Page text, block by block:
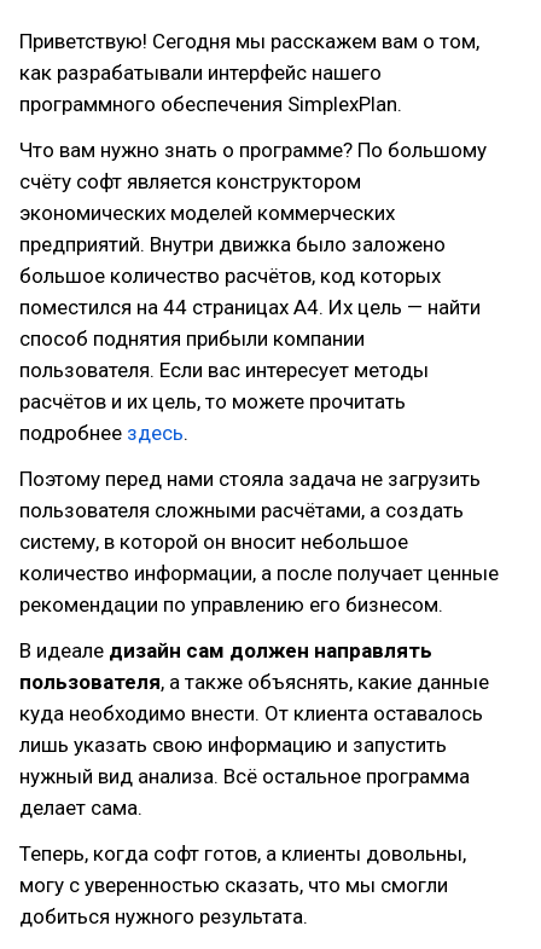
Приветствую! Сегодня мы расскажем вам о том,
как разрабатывали интерфейс нашего
программного обеспечения SimplexPlan.
Что вам нужно знать о программе? По большому
счёту софт является конструктором
экономических моделей коммерческих
предприятий. Внутри движка было заложено
большое количество расчётов, код которых
поместился на 44 страницах А4. Их цель — найти
способ поднятия прибыли компании
пользователя. Если вас интересует методы
расчётов и их цель, то можете прочитать
подробнее здесь.
Поэтому перед нами стояла задача не загрузить
пользователя сложными расчётами, а создать
систему, в которой он вносит небольшое
количество информации, а после получает ценные
рекомендации по управлению его бизнесом.
В идеале дизайн сам должен направлять
пользователя, а также объяснять, какие данные
куда необходимо внести. От клиента оставалось
лишь указать свою информацию и запустить
нужный вид анализа. Всё остальное программа
делает сама.
Теперь, когда софт готов, а клиенты довольны,
могу с уверенностью сказать, что мы смогли
добиться нужного результата.